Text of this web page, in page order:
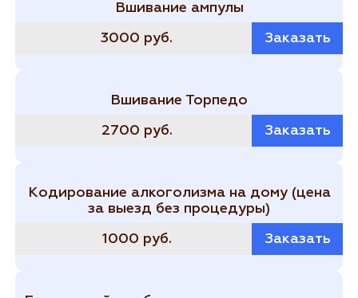
Вшивание ампулы
3000 руб. Заказать
Вшивание Торпедо
2700 руб. Заказать
Кодирование алкоголизма на дому (цена
за выезд без процедуры)
1000 руб. Заказать